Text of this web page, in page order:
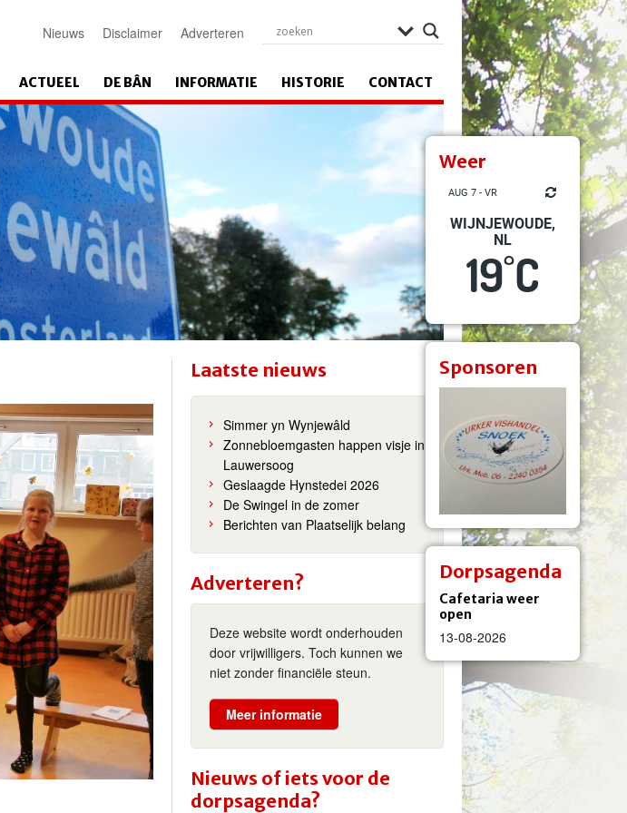
Weer
AUG 7 - VR
WIJNJEWOUDE,
NL
19°C
Sponsoren
Dorpsagenda
Cafetaria weer
open
13-08-2026
Nieuws Disclaimer Adverteren
ACTUEEL DE BÂN INFORMATIE HISTORIE CONTACT
Laatste nieuws
Simmer yn Wynjewâld
Zonnebloemgasten happen visje in
Lauwersoog
Geslaagde Hynstedei 2026
De Swingel in de zomer
Berichten van Plaatselijk belang
Adverteren?
Deze website wordt onderhouden
door vrijwilligers. Toch kunnen we
niet zonder financiële steun.
Meer informatie
Nieuws of iets voor de
dorpsagenda?